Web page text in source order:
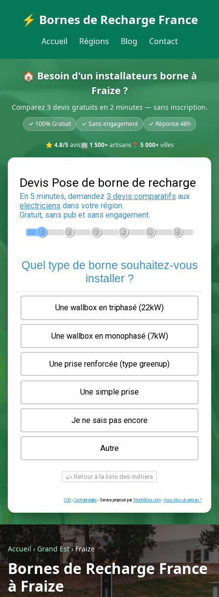
⚡ Bornes de Recharge France
Accueil Régions Blog Contact
🏠 Besoin d'un installateurs borne à
Fraize ?
Comparez 3 devis gratuits en 2 minutes — sans inscription.
✓ 100% Gratuit ✓ Sans engagement ✓ Réponse 48h
⭐ 4.8/5avis🏢 1 500+artisans 📍 5 000+villes
Devis Pose de borne de
En 5 minutes, demandez3 devis comparatifs
Gratuit, sans pub et sans engagement.
2 3 6
Quel type de borne souhaitez-
installer ?
Une wallbox en triphasé (22kW)
Une wallbox en monophasé (7kW)
Une prise renforcée (type greenup)
Une simple prise
Je ne sais pas encore
Autre
Retour à la liste des métiers
Accueil› Grand Est›Fraize
Bornes de Recharge France
à Fraize